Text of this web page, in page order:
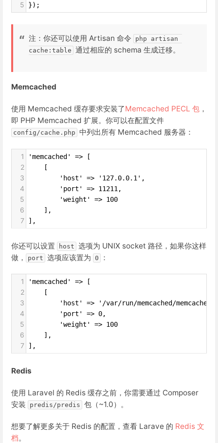
5 });
注：你还可以使用 Artisan 命令
php artisan
cache:table 通过相应的 schema 生成迁移。
Memcached
使用 Memcached 缓存要求安装了Memcached PECL 包 ，
即 PHP Memcached 扩展。你可以在配置文件
config/cache.php 中列出所有 Memcached 服务器：
1 'memcached' => [
2
    [
3
        'host' => '127.0.0.1',
4
        'port' => 11211,
5
        'weight' => 100
6
    ],
7 ],
你还可以设置 host 选项为 UNIX socket 路径，如果你这样
做，
port 选项应该置为 0 ：
1 'memcached' => [
2
    [
3
'host' => '/var/run/memcached/
4
        'port' => 0,
5
        'weight' => 100
6
    ],
7 ],
Redis
使用 Laravel 的 Redis 缓存之前，你需要通过 Composer
安装
predis/predis 包（~1.0）。
想要了解更多关于 Redis 的配置，查看 Larave 的 Redis 文
档。